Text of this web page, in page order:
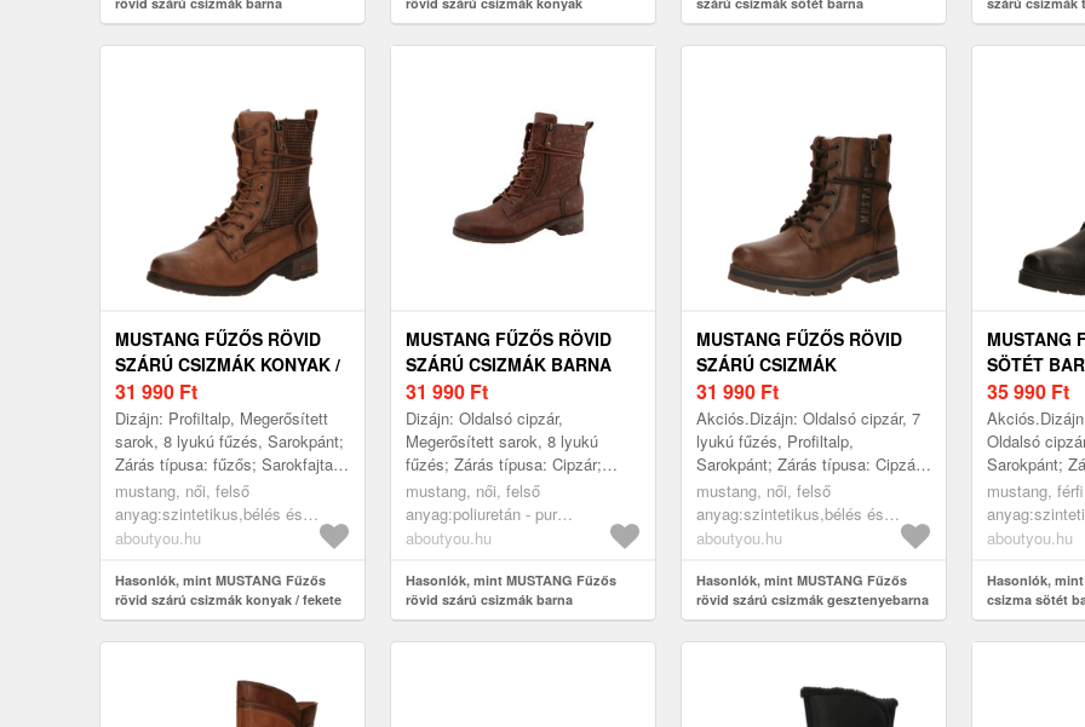
csizmák, barna
fűzős rövid szárú csizmák,
csizmák, sötét barna
barna
MUSTANG FŰZŐS RÖVID
SZÁRÚ CSIZMÁK KONYAK /
FEKETE
31 990 Ft
Dizájn: Profiltalp, Megerősített
sarok, 8 lyukú fűzés, Sarokpánt;
Zárás típusa: fűzős; Sarokfajta:
Tömbsarok; Anyag: Műbőr;
Anyag: Műbőr; Cipőorr: ...
mustang, női, felső
anyag:szintetikus,bélés és
fedőtalp:szintetikus,textil,járótalp:gumi,
fűzős rövid szárú csizmák,
konyak, fekete
aboutyou.hu
Hasonlók, mint MUSTANG Fűzős
rövid szárú csizmák konyak / fekete
MUSTANG FŰZŐS RÖVID
SZÁRÚ CSIZMÁK BARNA
31 990 Ft
Dizájn: Oldalsó cipzár,
Megerősített sarok, 8 lyukú
fűzés; Zárás típusa: Cipzár;
Sarokfajta: Tömbsarok; Anyag:
Műbőr; Minta: Univerzális
színek; An...
mustang, női, felső
anyag:poliuretán - pur
(újrahasznosított),poliészter -
fedőtalp:textil,járótalp:gumi,
cipők, rövid szárú csizmák,
aboutyou.hu
Hasonlók, mint MUSTANG Fűzős
rövid szárú csizmák barna
MUSTANG FŰZŐS RÖVID
SZÁRÚ CSIZMÁK
GESZTENYEBARNA /
BARNA MELÍR
31 990 Ft
Akciós.Dizájn: Oldalsó cipzár, 7
lyukú fűzés, Profiltalp,
Sarokpánt; Zárás típusa: Cipzár;
Sarokfajta: Tömbsarok; Anyag:
Műbőr; Minta: Logó nyomtatás;
Pla...
mustang, női, felső
anyag:szintetikus,bélés és
fedőtalp:textil,járótalp:műanyag,
fűzős rövid szárú csizmák,
gesztenyebarna, barna melír
aboutyou.hu
Hasonlók, mint MUSTANG Fűzős
rövid szárú csizmák gesztenyebarna
/ barna melír
MUSTANG
SÖTÉT
35 990 Ft
Oldalsó
Sarokpánt;
Sarokfajta:
Műbőr;
Anya...
mustang,
szárú
sötét barna,
aboutyou.hu
Hasonlók,
csizma sötét